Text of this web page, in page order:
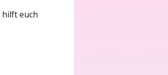
hilft euch